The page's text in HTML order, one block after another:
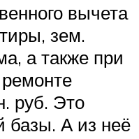
вычета
зем.
а также при
руб. Это
базы. А из неё